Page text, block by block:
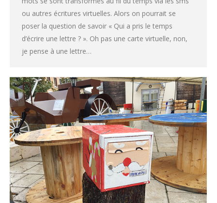
ou autres écritures virtuelles. Alors on pourrait se
poser la question de savoir « Qui a pris le temps
d’écrire une lettre ? ». Oh pas une carte virtuelle, non,
je pense à une lettre…